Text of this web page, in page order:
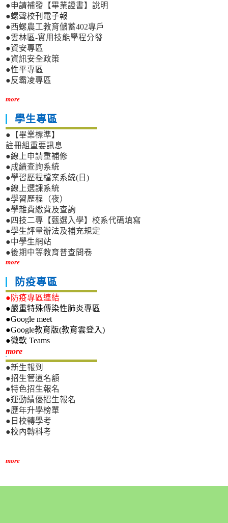
●申請補發【畢業證書】說明
●螺聲校刊電子報
●西螺農工教育儲蓄402專戶
●雲林區-實用技能學程分發
●資安專區
●資訊安全政策
●性平專區
●反霸凌專區
more
學生專區
●【畢業標準】
註冊組重要訊息
●線上申請重補修
●成績查詢系統
●學習歷程檔案系統(日)
●線上選課系統
●學習歷程（夜）
●學雜費繳費及查詢
●四技二專【甄選入學】校系代碼填寫
●學生評量辦法及補充規定
●中學生網站
●後期中等教育普查問卷
more
防疫專區
●防疫專區連結
●嚴重特殊傳染性肺炎專區
●Google meet
●Google教育版(教育雲登入)
●微軟 Teams
more新生專區
●新生報到
●招生管道名額
●特色招生報名
●運動績優招生報名
●歷年升學榜單
●日校轉學考
●校內轉科考
more